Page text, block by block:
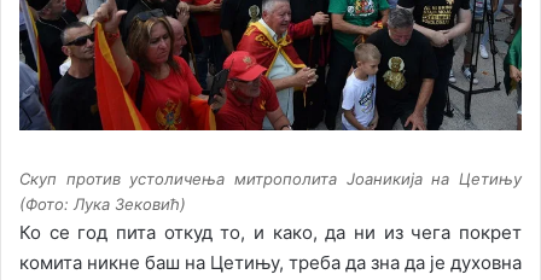
Скуп против устоличења митрополита Јоаникија на Цетињу
(Фото: Лука Зековић)
Ко се год пита откуд то, и како, да ни из чега покрет
комита никне баш на Цетињу, треба да зна да је духовна